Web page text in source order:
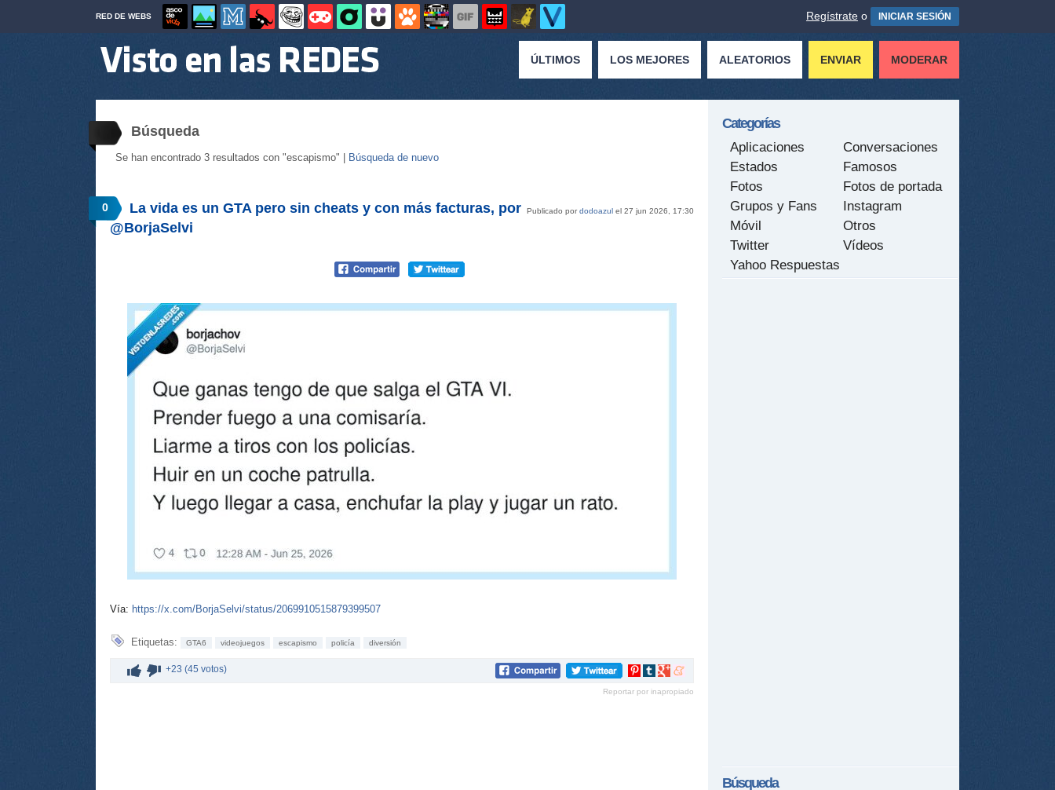
RED DE WEBS Regístrate o INICIAR SESIÓN
ÚLTIMOS LOS MEJORES ALEATORIOS ENVIAR MODERAR
Búsqueda
Se han encontrado 3 resultados con "escapismo" | Búsqueda de nuevo
0 Publicado pordodoazul el 27 jun 2026, 17:30
La vida es un GTA pero sin cheats y con más facturas, por
@BorjaSelvi
Vía: https://x.com/BorjaSelvi/status/2069910515879399507
Etiquetas: GTA6 videojuegos escapismo policía diversión
+23 (45 votos)
Compartir
Pinterest
Compartir
tumblr
Compartir
Google+
Compartir
meneame
Reportar por inapropiado
Categorías
Aplicaciones
Conversaciones
Estados
Famosos
Fotos
Fotos de portada
Grupos y Fans
Instagram
Móvil
Otros
Twitter
Vídeos
Yahoo Respuestas
Búsqueda